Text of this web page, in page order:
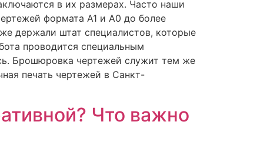
в их размерах. Часто наши
формата А1 и А0 до более
держали штат специалистов, которые
проводится специальным
Брошюровка чертежей служит тем же
печать чертежей в Санкт-
Что важно